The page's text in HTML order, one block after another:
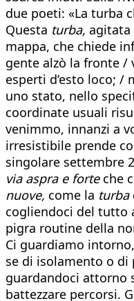
due poeti: «La turba
Questa turba, agitata
mappa, che chiede
gente alzò la fronte /
esperti d’esto loco; /
uno stato, nello
coordinate usuali
venimmo, innanzi a
irresistibile prende
singolare settembre
via aspra e forteche
nuove, come la turba
cogliendoci del tutto
pigra routine della
Ci guardiamo
se di isolamento o di
guardandoci attorno
battezzare percorsi.